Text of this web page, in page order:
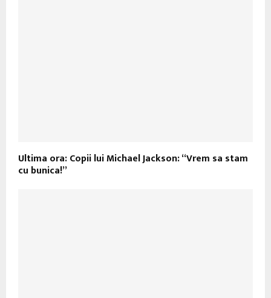
Ultima ora: Copii lui Michael Jackson: “Vrem sa stam
cu bunica!”